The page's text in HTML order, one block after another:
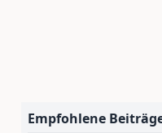
EmpfohleneAssCompact Live TV